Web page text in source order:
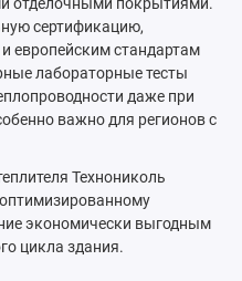
отделочными покрытиями.
сертификацию,
европейским стандартам
лабораторные тесты
даже при
важно для регионов с
Технониколь
экономически выгодным
цикла здания.